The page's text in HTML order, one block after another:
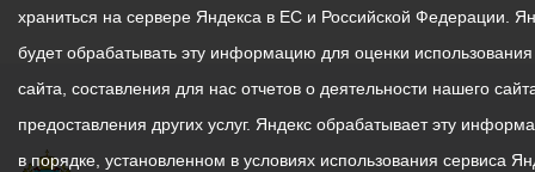
храниться на сервере Яндекса в ЕС и Российской Федерации.
будет обрабатывать эту информацию для оценки
сайта, составления для нас отчетов о деятельности нашего
предоставления других услуг. Яндекс обрабатывает эту
в порядке, установленном в условиях использования сервиса